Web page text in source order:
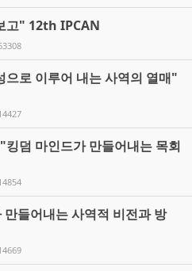
고" 12th IPCAN
로 이루어 내는 사역의 열매"
덤 마인드가 만들어내는 목회
들어내는 사역적 비전과 방